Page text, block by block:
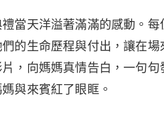
禮當天洋溢著滿滿的感動。
們的生命歷程與付出，讓在
片，向媽媽真情告白，一句
與來賓紅了眼眶。